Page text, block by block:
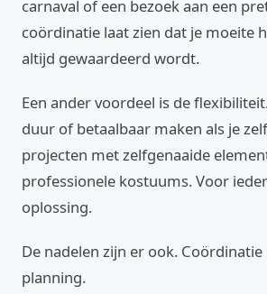
carnaval of een bezoek aan een
coördinatie laat zien dat je moeite
altijd gewaardeerd wordt.
Een ander voordeel is de
duur of betaalbaar maken als je
projecten met zelfgenaaide
professionele kostuums. Voor
oplossing.
De nadelen zijn er ook.
planning.